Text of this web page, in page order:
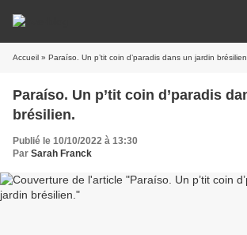
Accueil » Paraíso. Un p’tit coin d’paradis dans un jardin brésilien.
Paraíso. Un p’tit coin d’paradis
brésilien.
Publié le 10/10/2022 à 13:30
Par Sarah Franck